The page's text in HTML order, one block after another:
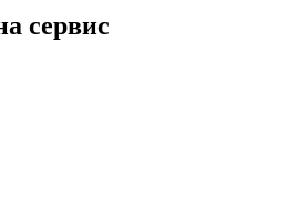
сервис